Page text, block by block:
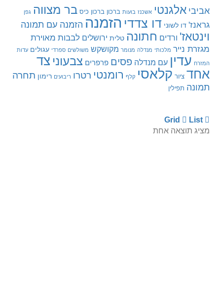
אביבי אלגנטי אשכנז בועות ברכון ברכון כיס בר מצווה גפן
גראנז' דו לשוני דו צדדי הזמנה הזמנה עם תמונה
וינטאז' ורדים חתונה טלית ירושלים לבבות מאוירת
מגזרת נייר מלכותי מנדלה מנומר מקושקש משולשים ספרדי עגולים עדות
המזרח עדין עם מנדלה פסים פרפרים צבעוני צד
אחד ציור קלאסי קלף רומנטי רטרו ריבועים רימון תחרה
תמונה תפילין
Grid
List
מציג תוצאה אחת